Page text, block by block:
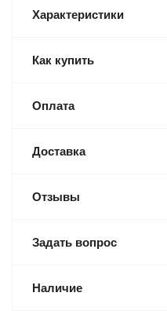
Характеристики
Как купить
Оплата
Доставка
Отзывы
Задать вопрос
Наличие